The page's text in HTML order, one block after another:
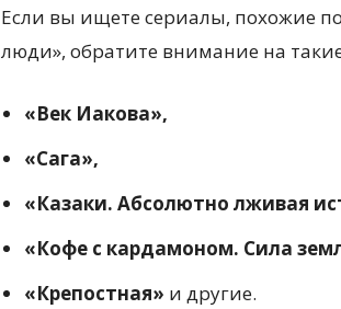
Если вы ищете сериалы, похожие
люди», обратите внимание на
«Век Иакова»,
«Сага»,
«Казаки. Абсолютно лживая
«Кофе с кардамоном. Сила
«Крепостная» и другие.